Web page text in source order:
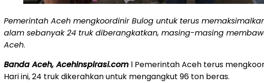
Pemerintah Aceh mengkoordinir Bulog untuk terus
alam sebanyak 24 truk diberangkatkan, masing-masing
Aceh.
Banda Aceh, Acehinspirasi.com l Pemerintah Aceh terus
Hari ini, 24 truk dikerahkan untuk mengangkut 96 ton beras.